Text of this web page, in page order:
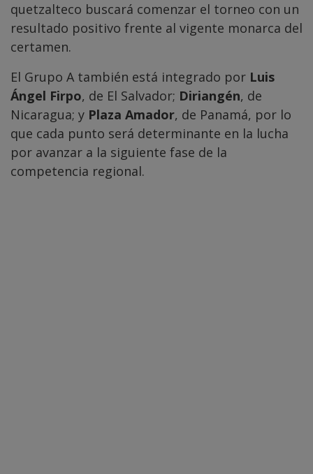
quetzalteco buscará comenzar el torneo con un
resultado positivo frente al vigente monarca del
certamen.
El Grupo A también está integrado por Luis
Ángel Firpo, de El Salvador; Diriangén, de
Nicaragua; y Plaza Amador, de Panamá, por lo
que cada punto será determinante en la lucha
por avanzar a la siguiente fase de la
competencia regional.